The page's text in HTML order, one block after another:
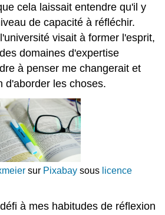
cela laissait entendre qu'il y
de capacité à réfléchir.
visait à former l'esprit,
domaines d'expertise
à penser me changerait et
d'aborder les choses.
sur Pixabaysous licence
à mes habitudes de réflexion